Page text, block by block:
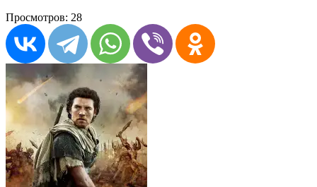
Просмотров: 28